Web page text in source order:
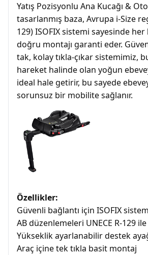
Yatış Pozisyonlu Ana Kucağı &
tasarlanmış baza, Avrupa i-Size
129) ISOFIX sistemi sayesinde her
doğru montajı garanti eder.
tak, kolay tıkla-çıkar sistemimiz,
hareket halinde olan yoğun
ideal hale getirir, bu sayede
sorunsuz bir mobilite sağlanır.
Özellikler:
Güvenli bağlantı için ISOFIX
AB düzenlemeleri UNECE R-129
Yükseklik ayarlanabilir destek
Araç içine tek tıkla basit montaj